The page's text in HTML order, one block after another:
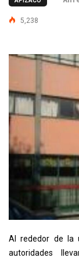
5,238
Al rededor de la
autoridades